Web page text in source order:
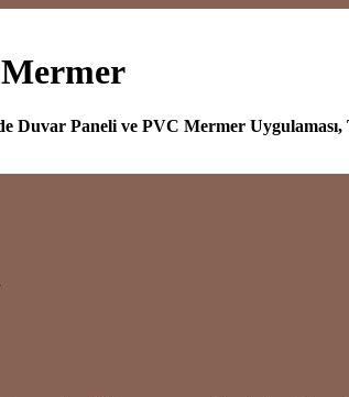
Duvar Paneli ve PVC Mermer Uygulaması,